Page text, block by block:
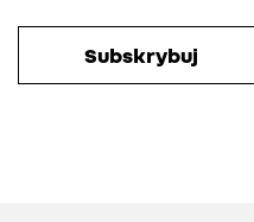
Subskrybuj